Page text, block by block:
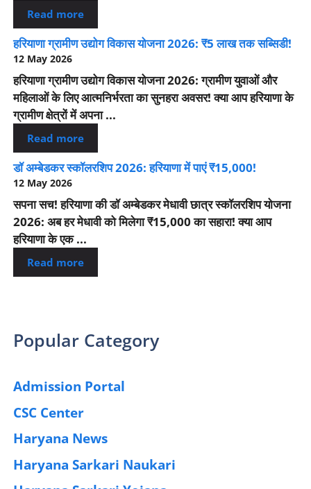
Read more
हरियाणा ग्रामीण उद्योग विकास योजना 2026: ₹5 लाख तक सब्सिडी!
12 May 2026
हरियाणा ग्रामीण उद्योग विकास योजना 2026: ग्रामीण युवाओं और
महिलाओं के लिए आत्मनिर्भरता का सुनहरा अवसर! क्या आप हरियाणा के
ग्रामीण क्षेत्रों में अपना ...
Read more
डॉ अम्बेडकर स्कॉलरशिप 2026: हरियाणा में पाएं ₹15,000!
12 May 2026
सपना सच! हरियाणा की डॉ अम्बेडकर मेधावी छात्र स्कॉलरशिप योजना
2026: अब हर मेधावी को मिलेगा ₹15,000 का सहारा! क्या आप
हरियाणा के एक ...
Read more
Popular Category
Admission Portal
CSC Center
Haryana News
Haryana Sarkari Naukari